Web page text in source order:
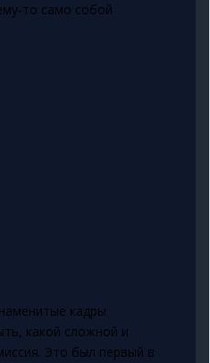
само собой
кадры
какой сложной и
Это был первый в